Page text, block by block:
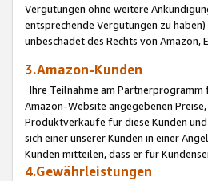
Vergütungen ohne weitere
entsprechende Vergütungen zu
unbeschadet des Rechts von
3.Amazon-Kunden
Ihre Teilnahme am Partnerprogramm
Amazon-Website angegebenen
Produktverkäufe für diese Kunden
sich einer unserer Kunden in einer
Kunden mitteilen, dass er für
4.Gewährleistungen